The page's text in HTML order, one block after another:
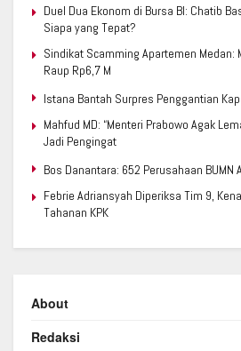
Duel Dua Ekonom di Bursa BI: Chatib
Siapa yang Tepat?
Sindikat Scamming Apartemen Medan:
Raup Rp6,7 M
Istana Bantah Surpres Penggantian
Mahfud MD: “Menteri Prabowo Agak
Jadi Pengingat
Bos Danantara: 652 Perusahaan BUMN
Febrie Adriansyah Diperiksa Tim 9,
Tahanan KPK
About
Redaksi